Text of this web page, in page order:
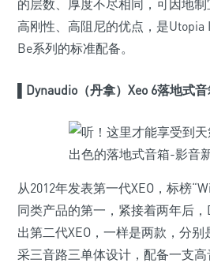
的层数、厚度不尽相同，可因地制
高刚性、高阻尼的优点，是Utopia
Be系列的标准配备。
Dynaudio（丹拿）Xeo 6落地式
从2012年发表第一代XEO，标榜
同类产品的第一，紧接着两年后
出第二代XEO，一样是两款，分别
采三音路三单体设计，配备一支